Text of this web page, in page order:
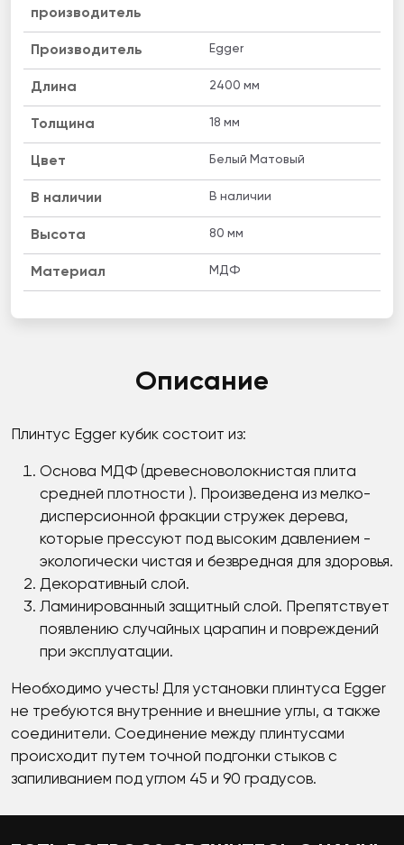
производитель
Производитель Egger
Длина 2400 мм
Толщина 18 мм
Цвет Белый Матовый
B наличии В наличии
Высота 80 мм
Материал МДФ
Описание
Плинтус Egger кубик состоит из:
Основа МДФ (древесноволокнистая плита
средней плотности ). Произведена из мелко-
дисперсионной фракции стружек дерева,
которые прессуют под высоким давлением -
экологически чистая и безвредная для здоровья.
Декоративный слой.
Ламинированный защитный слой. Препятствует
появлению случайных царапин и повреждений
при эксплуатации.
Необходимо учесть! Для установки плинтуса Egger
не требуются внутренние и внешние углы, а также
соединители. Соединение между плинтусами
происходит путем точной подгонки стыков с
запиливанием под углом 45 и 90 градусов.